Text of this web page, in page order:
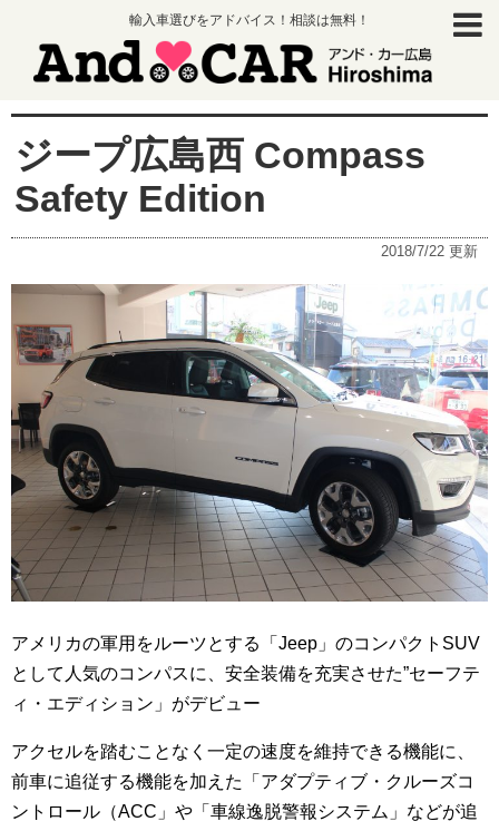
輸入車選びをアドバイス！相談は無料！
ジープ広島西 Compass
Safety Edition
2018/7/22 更新
アメリカの軍用をルーツとする「Jeep」のコンパクトSUV
として人気のコンパスに、安全装備を充実させた”セーフテ
ィ・エディション」がデビュー
アクセルを踏むことなく一定の速度を維持できる機能に、
前車に追従する機能を加えた「アダプティブ・クルーズコ
ントロール（ACC」や「車線逸脱警報システム」などが追